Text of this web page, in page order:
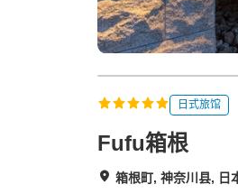
日式旅馆
Fufu箱根
箱根町, 神奈川县, 日